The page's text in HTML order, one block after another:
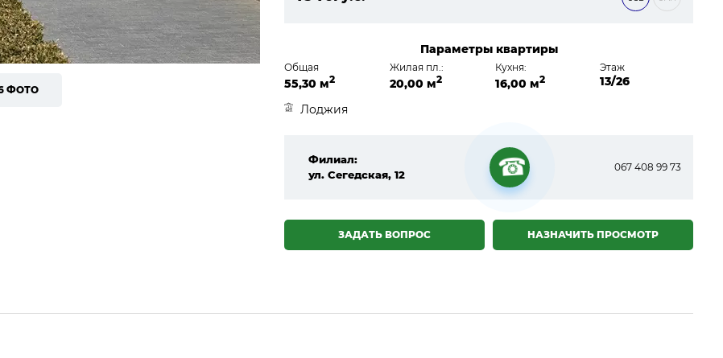
ФОТО
Параметры квартиры
Общая
55,30 м2
Жилая пл.:
20,00 м2
Кухня:
16,00 м2
Этаж
13/26
Лоджия
Филиал:
ул. Сегедская, 12
☎
067 408 99 73
НАЗНАЧИТЬ ПРОСМОТР
ЗАДАТЬ ВОПРОС